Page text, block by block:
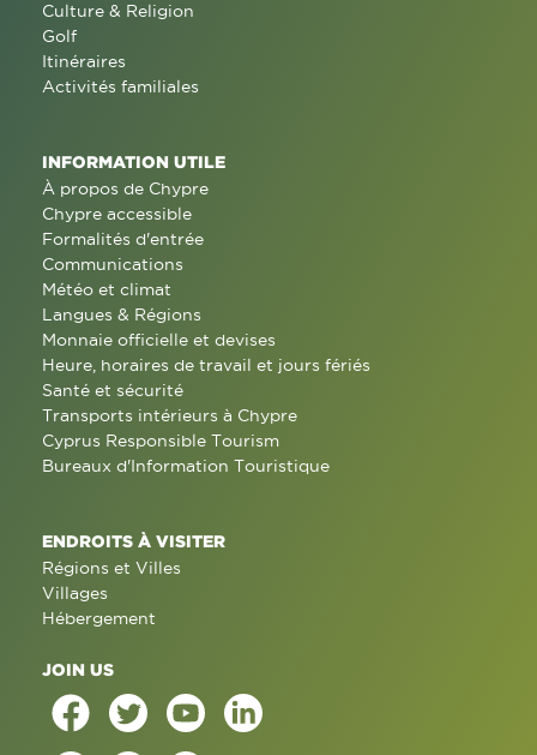
Culture & Religion
Golf
Itinéraires
Activités familiales
INFORMATION UTILE
À propos de Chypre
Chypre accessible
Formalités d'entrée
Communications
Météo et climat
Langues & Régions
Monnaie officielle et devises
Heure, horaires de travail et jours fériés
Santé et sécurité
Transports intérieurs à Chypre
Cyprus Responsible Tourism
Bureaux d'Information Touristique
ENDROITS À VISITER
Régions et Villes
Villages
Hébergement
JOIN US